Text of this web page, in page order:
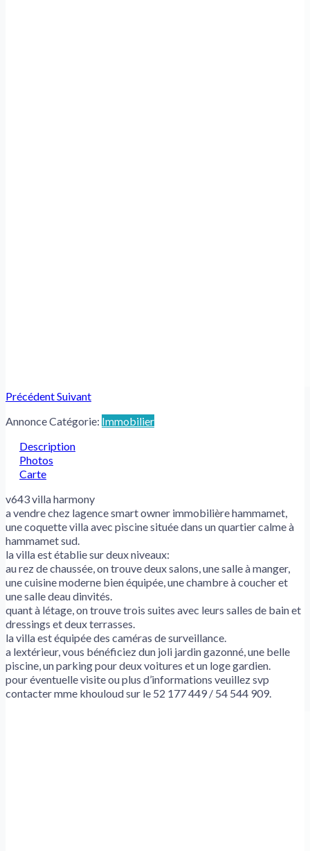
PrécédentSuivant
Annonce Catégorie: Immobilier
Description
Photos
Carte
v643 villa harmony
a vendre chez lagence smart owner immobilière hammamet,
une coquette villa avec piscine située dans un quartier calme à
hammamet sud.
la villa est établie sur deux niveaux:
au rez de chaussée, on trouve deux salons, une salle à manger,
une cuisine moderne bien équipée, une chambre à coucher et
une salle deau dinvités.
quant à létage, on trouve trois suites avec leurs salles de bain et
dressings et deux terrasses.
la villa est équipée des caméras de surveillance.
a lextérieur, vous bénéficiez dun joli jardin gazonné, une belle
piscine, un parking pour deux voitures et un loge gardien.
pour éventuelle visite ou plus d’informations veuillez svp
contacter mme khouloud sur le 52 177 449 / 54 544 909.